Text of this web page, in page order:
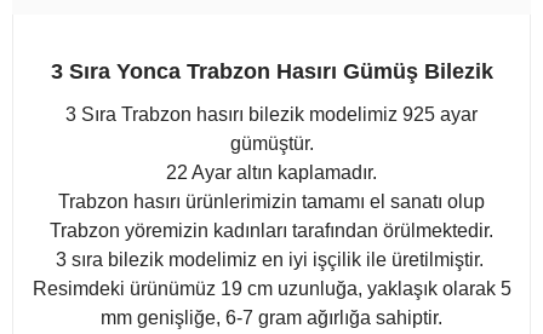
3 Sıra Yonca Trabzon Hasırı Gümüş Bilezik
3 Sıra Trabzon hasırı bilezik modelimiz 925 ayar
gümüştür.
22 Ayar altın kaplamadır.
Trabzon hasırı ürünlerimizin tamamı el sanatı olup
Trabzon yöremizin kadınları tarafından örülmektedir.
3 sıra bilezik modelimiz en iyi işçilik ile üretilmiştir.
Resimdeki ürünümüz 19 cm uzunluğa, yaklaşık olarak 5
mm genişliğe, 6-7 gram ağırlığa sahiptir.